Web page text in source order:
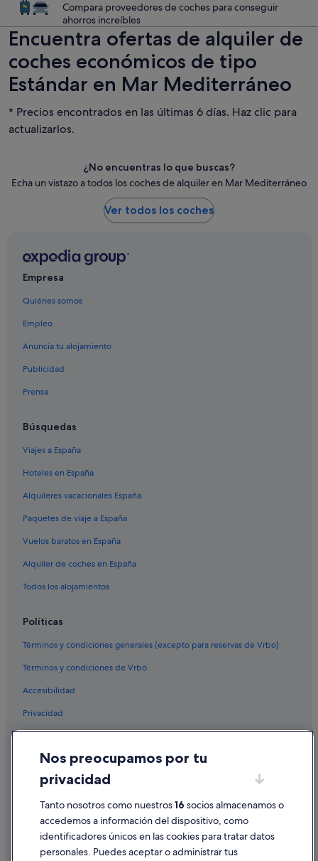
Compara proveedores de coches para conseguir
ahorros increíbles
Encuentra ofertas de alquiler de
coches económicos de tipo
Estándar en Mar Mediterráneo
* Precios encontrados en las últimas 6 días. Haz clic para
actualizarlos.
¿No encuentras lo que buscas?
Echa un vistazo a todos los coches de alquiler en Mar Mediterráneo
Ver todos los coches
Empresa
Quiénes somos
Empleo
Anuncia tu alojamiento
Publicidad
Prensa
Búsquedas
Viajes a España
Hoteles en España
Alquileres vacacionales España
Paquetes de viaje a España
Vuelos baratos en España
Alquiler de coches en España
Todos los alojamientos
Políticas
Términos y condiciones generales (excepto para reservas de Vrbo)
Términos y condiciones de Vrbo
Accesibilidad
Privacidad
Condiciones de uso
Información legal/contacto
Pautas sobre el contenido y cómo denunciar contenido
Ayuda
Nos preocupamos por tu
privacidad
Tanto nosotros como nuestros16 socios almacenamos o
accedemos a información del dispositivo, como
identificadores únicos en las cookies para tratar datos
personales. Puedes aceptar o administrar tus